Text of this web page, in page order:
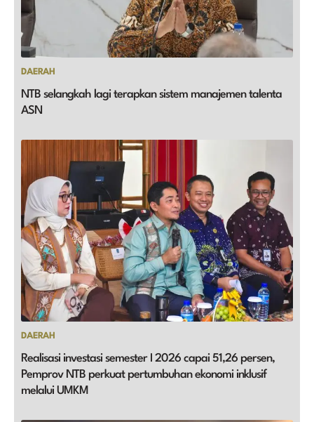
DAERAH
NTB selangkah lagi terapkan sistem manajemen talenta
ASN
DAERAH
Realisasi investasi semester I 2026 capai 51,26 persen,
Pemprov NTB perkuat pertumbuhan ekonomi inklusif
melalui UMKM